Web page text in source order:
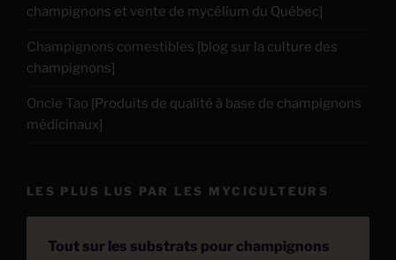
champignons et vente de mycélium du Québec]
Champignons comestibles [blog sur la culture des
champignons]
Oncle Tao [Produits de qualité à base de champignons
médicinaux]
LES PLUS LUS PAR LES MYCICULTEURS
Tout sur les substrats pour champignons